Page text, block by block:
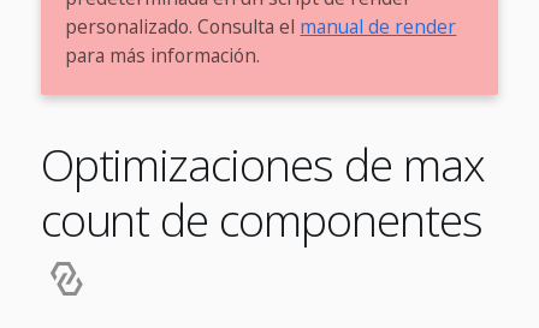
personalizado. Consulta el manual de render
para más información.
Optimizaciones de max
count de componentes